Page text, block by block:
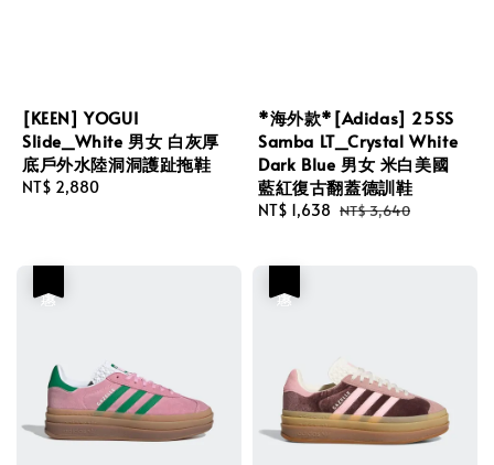
[KEEN] YOGUI
Slide_White 男女 白灰厚
底戶外水陸洞洞護趾拖鞋
Regular
NT$ 2,880
*海外款*[Adidas] 25SS
Samba LT_Crystal White
Dark Blue 男女 米白美國
藍紅復古翻蓋德訓鞋
Sale
NT$ 1,638 Regular
NT$ 3,640